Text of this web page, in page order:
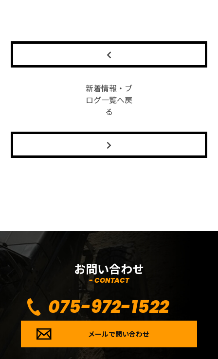
新着情報・ブ
ログ一覧へ戻
る
お問い合わせ
- CONTACT
075-972-1522
メールで問い合わせ